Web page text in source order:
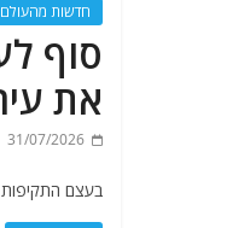
חדשות מהעולם
סוף
את
31/07/2026
בעצם התקיפות